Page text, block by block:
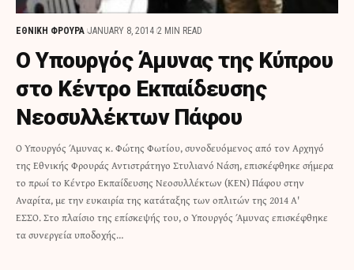
ΕΘΝΙΚΗ ΦΡΟΥΡΑ JANUARY 8, 2014 2 MIN READ
Ο Υπουργός Άμυνας της Κύπρου
στο Κέντρο Εκπαίδευσης
Νεοσυλλέκτων Πάφου
Ο Υπουργός Άμυνας κ. Φώτης Φωτίου, συνοδευόμενος από τον Αρχηγό
της Εθνικής Φρουράς Αντιστράτηγο Στυλιανό Νάση, επισκέφθηκε σήμερα
το πρωί το Κέντρο Εκπαίδευσης Νεοσυλλέκτων (ΚΕΝ) Πάφου στην
Αναρίτα, με την ευκαιρία της κατάταξης των οπλιτών της 2014 Α'
ΕΣΣΟ. Στο πλαίσιο της επίσκεψής του, ο Υπουργός Άμυνας επισκέφθηκε
τα συνεργεία υποδοχής…